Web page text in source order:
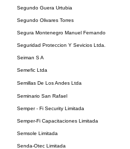
Segundo Guera Urtubia
Segundo Olivares Torres
Segura Montenegro Manuel Fernando
Seguridad Proteccion Y Sevicios Ltda.
Seiman S A
Semefic Ltda
Semillas De Los Andes Ltda
Seminario San Rafael
Semper - Fi Security Limitada
Semper-Fi Capacitaciones Limitada
Semsole Limitada
Senda-Otec Limitada